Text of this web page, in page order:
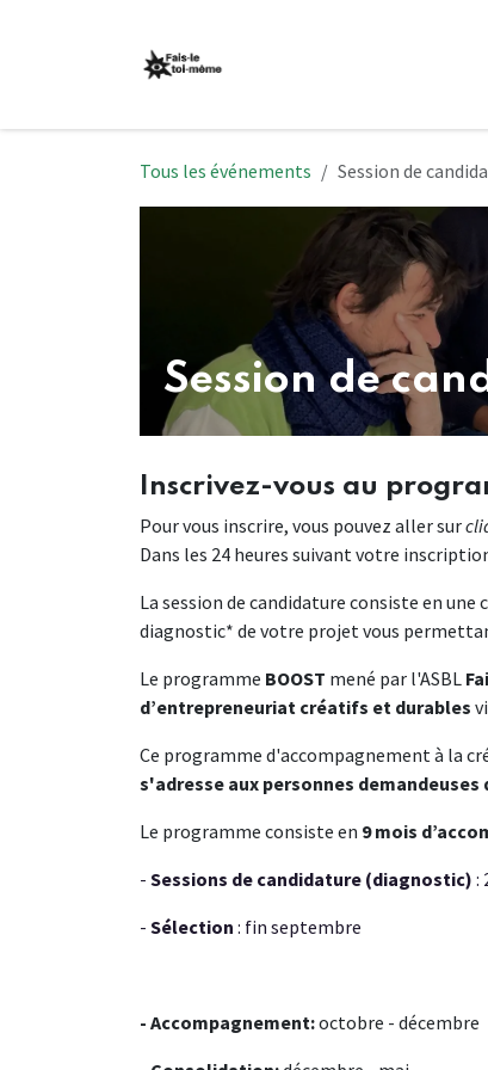
Tous les événements Session de
Session de
Inscrivez-vous au
Pour vous inscrire, vous pouvez aller sur
Dans les 24 heures suivant votre
La session de candidature consiste en
diagnostic* de votre projet vous
Le programme BOOST mené par l'ASBL
d’entrepreneuriat créatifs et durables
Ce programme d'accompagnement à la
s'adresse aux personnes
Le programme consiste en 9 mois
- Sessions de candidature (diagnostic) :
- Sélection : fin septembre
- Accompagnement:octobre - décembre